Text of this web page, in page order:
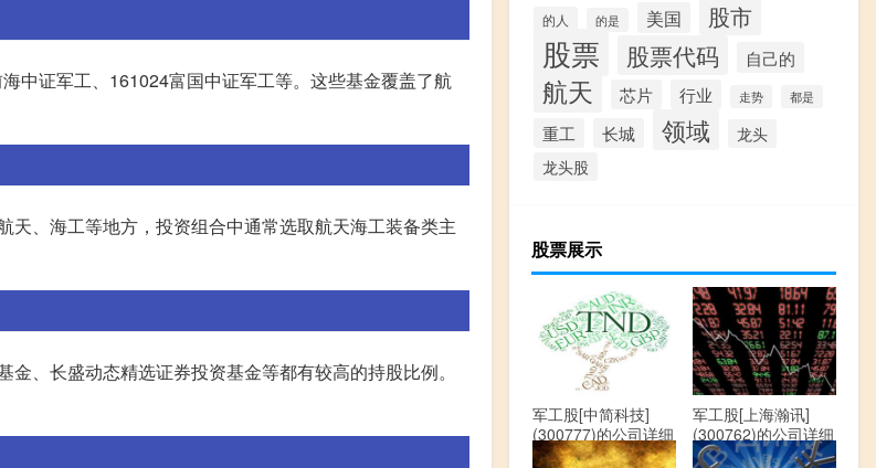
中证军工、161024富国中证军工等。这些基金覆盖了航
、海工等地方，投资组合中通常选取航天海工装备类主
、长盛动态精选证券投资基金等都有较高的持股比例。
的人 的是 美国 股市
股票 股票代码 自己的
航天 芯片 行业 走势 都是
重工 长城 领域
龙头
龙头股
股票展示
军工股[中简科技]
(300777)的公司详细
资料
军工股[上海瀚讯]
(300762)的公司详细
资料